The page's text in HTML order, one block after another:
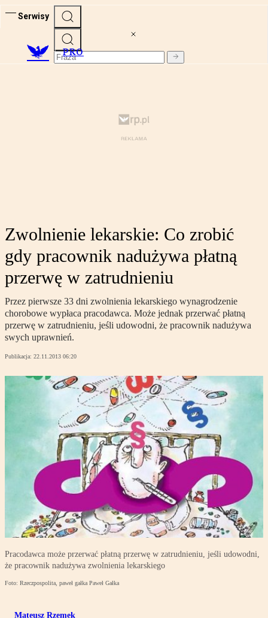
Serwisy
PRO
Zwolnienie lekarskie: Co zrobić
gdy pracownik nadużywa płatną
przerwę w zatrudnieniu
Przez pierwsze 33 dni zwolnienia lekarskiego wynagrodzenie
chorobowe wypłaca pracodawca. Może jednak przerwać płatną
przerwę w zatrudnieniu, jeśli udowodni, że pracownik nadużywa
swych uprawnień.
Publikacja: 22.11.2013 06:20
Pracodawca może przerwać płatną przerwę w zatrudnieniu, jeśli udowodni,
że pracownik nadużywa zwolnienia lekarskiego
Foto: Rzeczpospolita, paweł gałka Paweł Gałka
Mateusz Rzemek